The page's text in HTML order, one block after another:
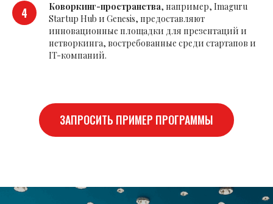
Коворкинг-пространства, например, Imaguru
Startup Hub и Genesis, предоставляют
инновационные площадки для презентаций и
нетворкинга, востребованные среди стартапов и
IT-компаний.
ЗАПРОСИТЬ ПРИМЕР ПРОГРАММЫ